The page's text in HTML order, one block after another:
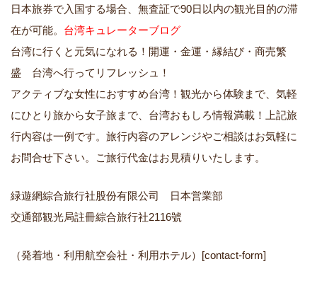
日本旅券で入国する場合、無査証で90日以内の観光目的の滞
在が可能。 台湾キュレーターブログ
台湾に行くと元気になれる！開運・金運・縁結び・商売繁
盛 台湾へ行ってリフレッシュ！
アクティブな女性におすすめ台湾！観光から体験まで、気軽
にひとり旅から女子旅まで、台湾おもしろ情報満載！
上記旅
行内容は一例です。旅行内容のアレンジやご相談はお気軽に
お問合せ下さい。ご旅行代金はお見積りいたします。
緑遊網綜合旅行社股份有限公司 日本営業部
交通部観光局註冊綜合旅行社2116號
（発着地・利用航空会社・利用ホテル）[contact-form]